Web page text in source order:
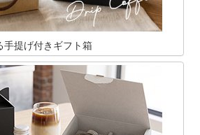
提げ付きギフト箱